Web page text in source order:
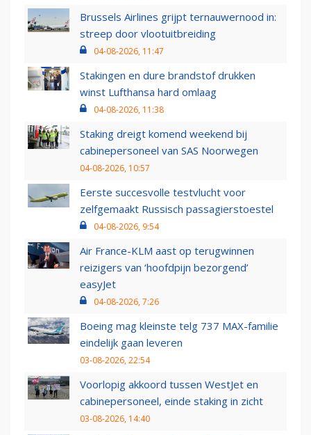
Brussels Airlines grijpt ternauwernood in:
streep door vlootuitbreiding
04-08-2026, 11:47
Stakingen en dure brandstof drukken
winst Lufthansa hard omlaag
04-08-2026, 11:38
Staking dreigt komend weekend bij
cabinepersoneel van SAS Noorwegen
04-08-2026, 10:57
Eerste succesvolle testvlucht voor
zelfgemaakt Russisch passagierstoestel
04-08-2026, 9:54
Air France-KLM aast op terugwinnen
reizigers van ‘hoofdpijn bezorgend’
easyJet
04-08-2026, 7:26
Boeing mag kleinste telg 737 MAX-familie
eindelijk gaan leveren
03-08-2026, 22:54
Voorlopig akkoord tussen WestJet en
cabinepersoneel, einde staking in zicht
03-08-2026, 14:40